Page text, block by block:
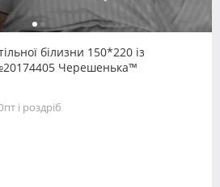
білизни 150*220 із
Черешенька™
і роздріб